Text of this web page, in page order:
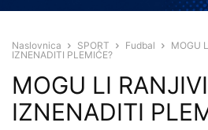
Naslovnica SPORT Fudbal
MOGU
IZNENADITI PLEMIĆE?
MOGU LI
IZNENADITI